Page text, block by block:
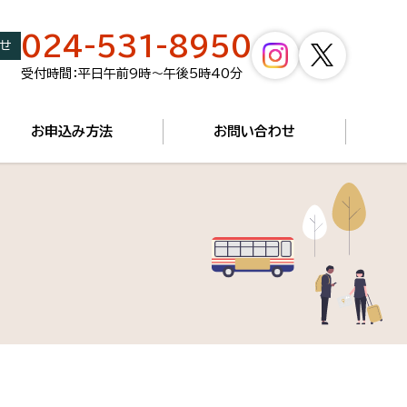
024-531-8950
受付時間：平日午前9時～午後5時40分
お申込み方法 お問い合わせ